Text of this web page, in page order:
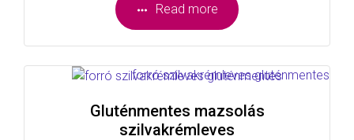
Read more
Gluténmentes mazsolás
szilvakrémleves